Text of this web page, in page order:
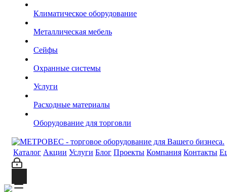
Климатическое оборудование
Металлическая мебель
Сейфы
Охранные системы
Услуги
Расходные материалы
Оборудование для торговли
Каталог Акции Услуги Блог Проекты Компания Контакты